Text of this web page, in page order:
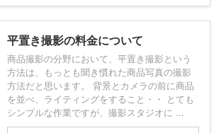
平置き撮影の料金について
商品撮影の分野において、平置き撮影という
方法は、もっとも聞き慣れた商品写真の撮影
方法だと思います。 背景とカメラの前に商品
を並べ、ライティングをすること・・ とても
シンプルな作業ですが、撮影スタジオに ...